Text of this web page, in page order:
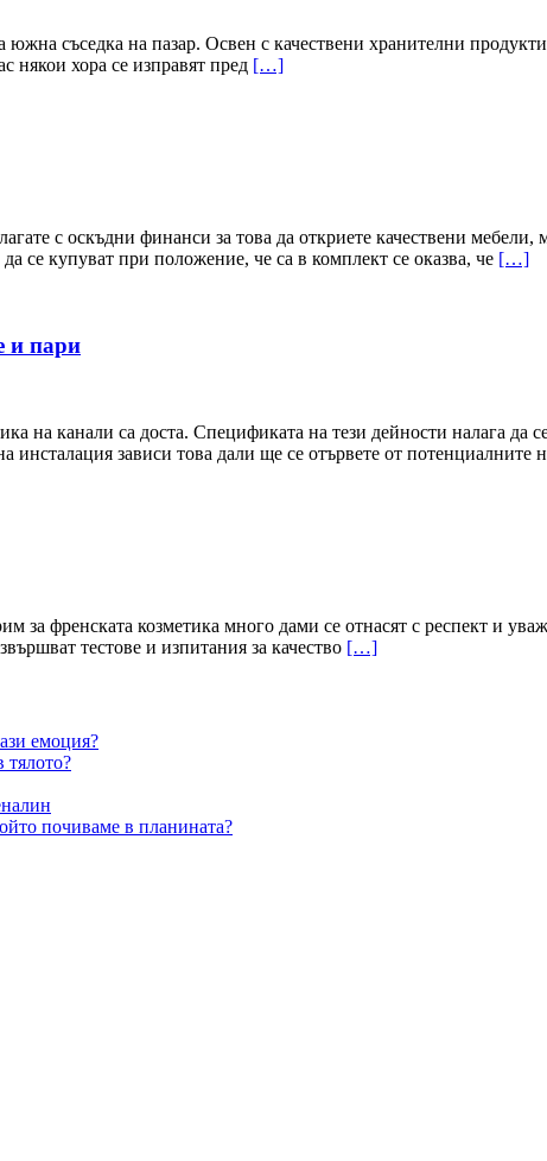
съседка на пазар. Освен с качествени хранителни
някои хора се изправят пред […]
с оскъдни финанси за това да откриете качествени
се купуват при положение, че са в комплект се оказва, че […]
и пари
на канали са доста. Спецификата на тези дейности налага да
зависи това дали ще се отървете от потенциалните
френската козметика много дами се отнасят с респект и
тестове и изпитания за качество […]
емоция?
тялото?
почиваме в планината?